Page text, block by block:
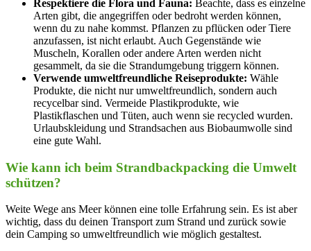
Respektiere die Flora und Fauna: Beachte, dass es einzelne
Arten gibt, die angegriffen oder bedroht werden können,
wenn du zu nahe kommst. Pflanzen zu pflücken oder Tiere
anzufassen, ist nicht erlaubt. Auch Gegenstände wie
Muscheln, Korallen oder andere Arten werden nicht
gesammelt, da sie die Strandumgebung triggern können.
Verwende umweltfreundliche Reiseprodukte: Wähle
Produkte, die nicht nur umweltfreundlich, sondern auch
recycelbar sind. Vermeide Plastikprodukte, wie
Plastikflaschen und Tüten, auch wenn sie recycled wurden.
Urlaubskleidung und Strandsachen aus Biobaumwolle sind
eine gute Wahl.
Wie kann ich beim Strandbackpacking die Umwelt
schützen?
Weite Wege ans Meer können eine tolle Erfahrung sein. Es ist aber
wichtig, dass du deinen Transport zum Strand und zurück sowie
dein Camping so umweltfreundlich wie möglich gestaltest.